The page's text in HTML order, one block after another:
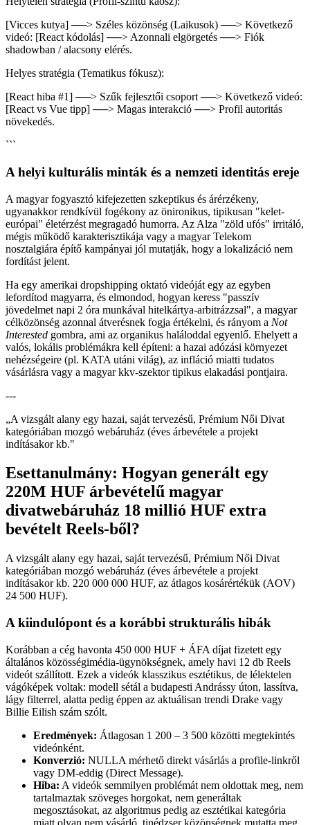
[Vicces kutya] ──> Széles közönség (Laikusok) ──> Következő
videó: [React kódolás] ──> Azonnali elgörgetés ──> Fiók
shadowban / alacsony elérés.
Helyes stratégia (Tematikus fókusz):
[React hiba #1] ──> Szűk fejlesztői csoport ──> Következő videó:
[React vs Vue tipp] ──> Magas interakció ──> Profil autoritás
növekedés.
```
A helyi kulturális minták és a nemzeti identitás ereje
A magyar fogyasztó kifejezetten szkeptikus és árérzékeny,
ugyanakkor rendkívül fogékony az önironikus, tipikusan "kelet-
európai" életérzést megragadó humorra. Az Alza "zöld ufós" irritáló,
mégis működő karakterisztikája vagy a magyar Telekom
nosztalgiára építő kampányai jól mutatják, hogy a lokalizáció nem
fordítást jelent.
Ha egy amerikai dropshipping oktató videóját egy az egyben
lefordítod magyarra, és elmondod, hogyan keress "passzív
jövedelmet napi 2 óra munkával hitelkártya-arbitrázzsal", a magyar
célközönség azonnal átverésnek fogja értékelni, és rányom a Not
Interested gombra, ami az organikus haláloddal egyenlő. Ehelyett a
valós, lokális problémákra kell építeni: a hazai adózási környezet
nehézségeire (pl. KATA utáni világ), az infláció miatti tudatos
vásárlásra vagy a magyar kkv-szektor tipikus elakadási pontjaira.
---
„A vizsgált alany egy hazai, saját tervezésű, Prémium Női Divat
kategóriában mozgó webáruház (éves árbevétele a projekt
indításakor kb."
Esettanulmány: Hogyan generált egy
220M HUF árbevételű magyar
divatwebáruház 18 millió HUF extra
bevételt Reels-ből?
A vizsgált alany egy hazai, saját tervezésű, Prémium Női Divat
kategóriában mozgó webáruház (éves árbevétele a projekt
indításakor kb. 220 000 000 HUF, az átlagos kosárértékük (AOV)
24 500 HUF).
A kiindulópont és a korábbi strukturális hibák
Korábban a cég havonta 450 000 HUF + ÁFA díjat fizetett egy
általános közösségimédia-ügynökségnek, amely havi 12 db Reels
videót szállított. Ezek a videók klasszikus esztétikus, de lélektelen
vágóképek voltak: modell sétál a budapesti Andrássy úton, lassítva,
lágy filterrel, alatta pedig éppen az aktuálisan trendi Drake vagy
Billie Eilish szám szólt.
Eredmények: Átlagosan 1 200 – 3 500 közötti megtekintés
videónként.
Konverzió: NULLA mérhető direkt vásárlás a profile-linkről
vagy DM-eddig (Direct Message).
Hiba: A videók semmilyen problémát nem oldottak meg, nem
tartalmaztak szöveges horgokat, nem generáltak
megosztásokat, az algoritmus pedig az esztétikai kategória
miatt olyan nem vásárló, tinédzser közönségnek mutatta meg